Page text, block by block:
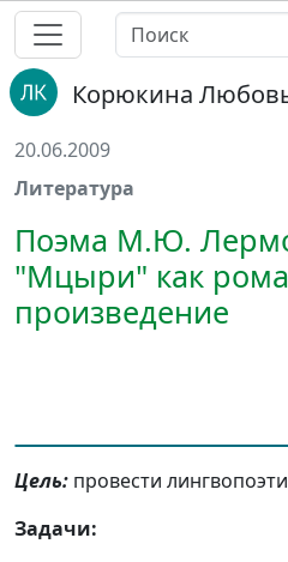
Корюкина
20.06.2009
Литература
Поэма М.Ю.
"Мцыри" как
произведение
Цель: провести
Задачи: